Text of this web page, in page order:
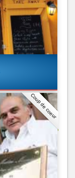
Coup de coeur